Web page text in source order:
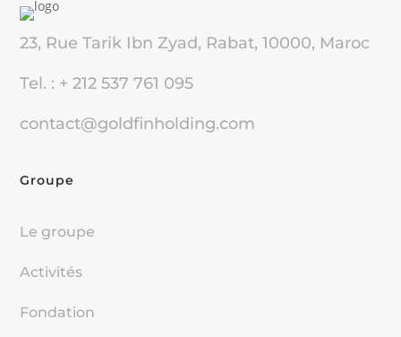
23, Rue Tarik Ibn Zyad, Rabat, 10000, Maroc
Tel. : + 212 537 761 095
contact@goldfinholding.com
Groupe
Le groupe
Activités
Fondation